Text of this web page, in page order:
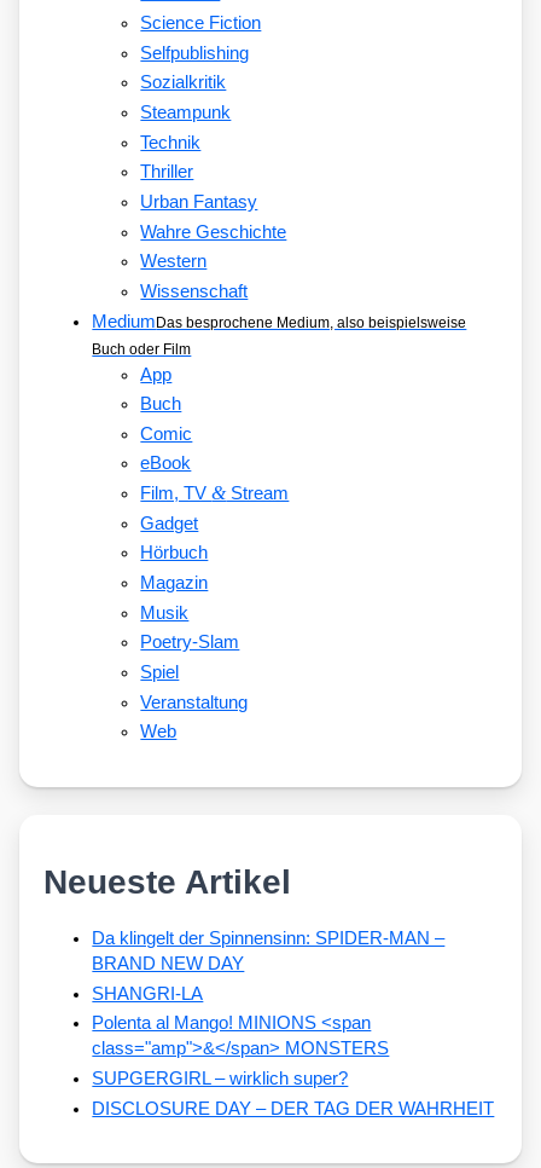
Science Fiction
Selfpublishing
Sozialkritik
Steampunk
Technik
Thriller
Urban Fantasy
Wahre Geschichte
Western
Wissenschaft
MediumDas besprochene Medium, also beispielsweise
Buch oder Film
App
Buch
Comic
eBook
Film, TV&Stream
Gadget
Hörbuch
Magazin
Musik
Poetry-Slam
Spiel
Veranstaltung
Web
Neueste Artikel
Da klingelt der Spinnensinn: SPIDER-MAN –
BRAND NEW DAY
SHANGRI-LA
Polenta al Mango! MINIONS <span
class="amp">&</span> MONSTERS
SUPGERGIRL – wirklich super?
DISCLOSURE DAY – DER TAG DER WAHRHEIT